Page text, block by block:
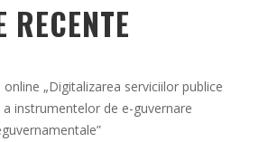
RECENTE
„Digitalizarea serviciilor publice
instrumentelor de e-guvernare